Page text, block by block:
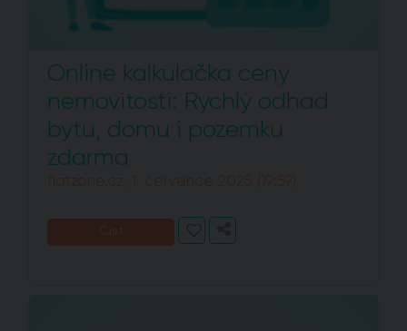
Online kalkulačka ceny
nemovitosti: Rychlý odhad
bytu, domu i pozemku
zdarma
flatzone.cz, 1. července 2025 (19:59)
Číst